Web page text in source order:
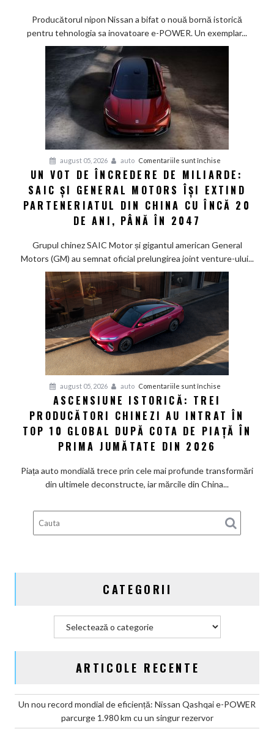
de
eficiență:
1.980
km
cu
un
rezervor
Producătorul nipon Nissan a bifat o nouă bornă istorică
pentru tehnologia sa inovatoare e-POWER. Un exemplar...
august 05, 2026 auto Comentariile sunt închise
Un
vot
de
miliarde:
General
Motors
parteneriatul
din
China
cu
ani,
2047
UN VOT DE ÎNCREDERE DE MILIARDE:
SAIC ȘI GENERAL MOTORS ÎȘI EXTIND
PARTENERIATUL DIN CHINA CU ÎNCĂ 20
DE ANI, PÂNĂ ÎN 2047
Grupul chinez SAIC Motor și gigantul american General
Motors (GM) au semnat oficial prelungirea joint venture-ului...
august 05, 2026 auto Comentariile sunt închise
istorică:
Trei
producători
au
10
global
prima
ASCENSIUNE ISTORICĂ: TREI
PRODUCĂTORI CHINEZI AU INTRAT ÎN
TOP 10 GLOBAL DUPĂ COTA DE PIAȚĂ ÎN
PRIMA JUMĂTATE DIN 2026
Piața auto mondială trece prin cele mai profunde transformări
din ultimele deconstructe, iar mărcile din China...
CATEGORII
ARTICOLE RECENTE
Un nou record mondial de eficiență: Nissan Qashqai e-POWER
parcurge 1.980 km cu un singur rezervor